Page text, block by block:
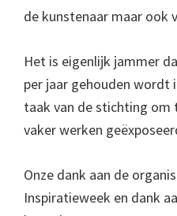
de kunstenaar maar ook
Het is eigenlijk jammer
per jaar gehouden wordt
taak van de stichting
vaker werken
Onze dank aan de
Inspiratieweek en dank